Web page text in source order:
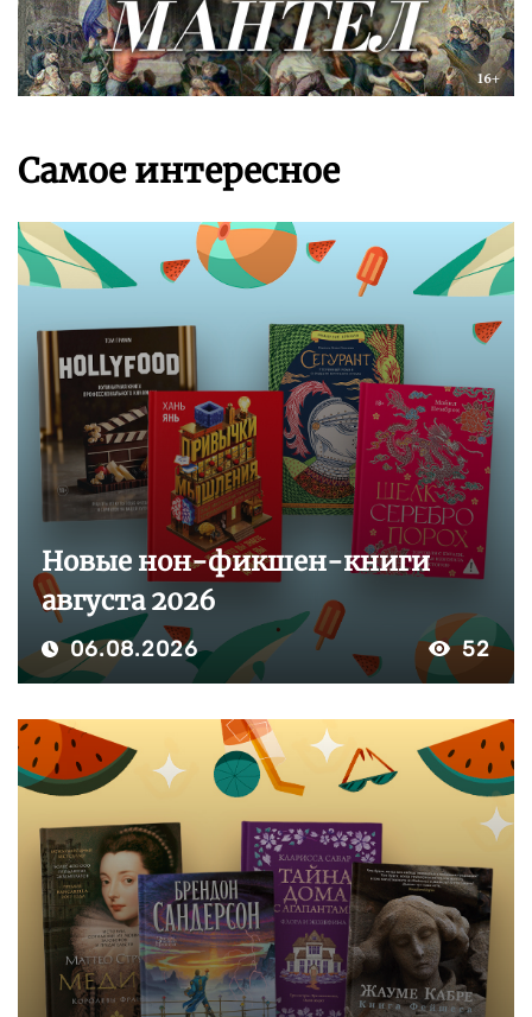
Самое интересное
Новые нон-фикшен-книги
августа 2026
06.08.2026 52